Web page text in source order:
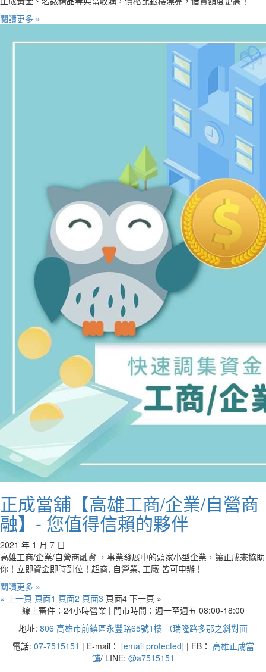
閱讀更多 »
正成當舖【高雄工商/企業/自營商
融】- 您值得信賴的夥伴
2021 年 1 月 7 日
高雄工商/企業/自營商融資 ，事業發展中的頭家小型企業，讓正成來協助
你！立即資金即時到位！超商, 自營業, 工廠 皆可申辦！
閱讀更多 »
« 上一頁 頁面1 頁面2 頁面3 頁面4 下一頁 »
線上審件：24小時營業 | 門市時間：週一至週五 08:00-18:00
地址: 806 高雄市前鎮區永豐路65號1樓 （瑞隆路多那之斜對面
電話: 07-7515151 | E-mail： [email protected] | FB： 高雄正成當
舖/ LINE: @a7515151